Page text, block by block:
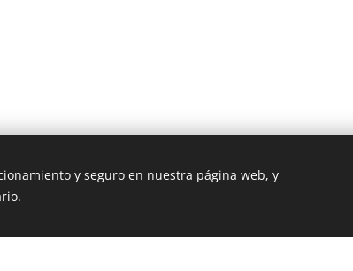
19 -00193 ROMAy seguro en nuestra página web, y